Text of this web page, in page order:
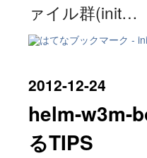
ァイル群(init…
2012-12-24
helm-w3m-
るTIPS